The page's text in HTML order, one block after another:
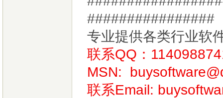
################
专业提供各类行业软
联系QQ：
MSN:
联系Email: